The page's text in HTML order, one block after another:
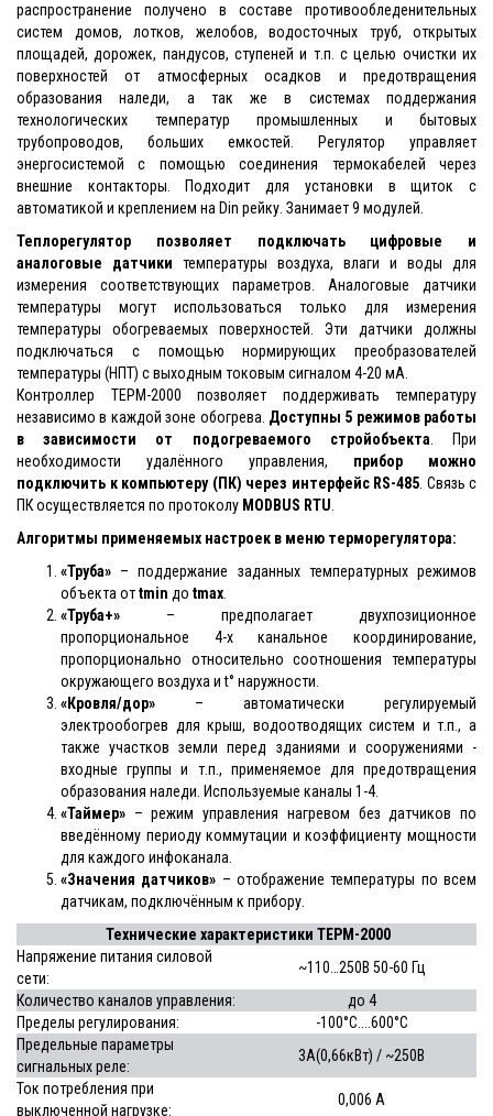
распространение получено в составе противообледенительных
систем домов, лотков, желобов, водосточных труб, открытых
площадей, дорожек, пандусов, ступеней и т.п. с целью очистки их
поверхностей от атмосферных осадков и предотвращения
образования наледи, а так же в системах поддержания
технологических температур промышленных и бытовых
трубопроводов, больших емкостей. Регулятор управляет
энергосистемой с помощью соединения термокабелей через
внешние контакторы. Подходит для установки в щиток с
автоматикой и креплением на Din рейку. Занимает 9 модулей.
Теплорегулятор позволяет подключать цифровые и
аналоговые датчики температуры воздуха, влаги и воды для
измерения соответствующих параметров. Аналоговые датчики
температуры могут использоваться только для измерения
температуры обогреваемых поверхностей. Эти датчики должны
подключаться с помощью нормирующих преобразователей
температуры (НПТ) с выходным токовым сигналом 4-20 мА.
Контроллер ТЕРМ-2000 позволяет поддерживать температуру
независимо в каждой зоне обогрева. Доступны 5 режимов работы
в зависимости от подогреваемого стройобъекта . При
необходимости удалённого управления, прибор можно
подключить к компьютеру (ПК) через интерфейс RS-485 . Связь с
ПК осуществляется по протоколу MODBUS RTU
Алгоритмы применяемых настроек в меню терморегулятора:
«Труба» – поддержание заданных температурных режимов
объекта отtmin до tmax
«Труба+» – предполагает двухпозиционное
пропорциональное 4-х канальное координирование,
пропорционально относительно соотношения температуры
окружающего воздуха и t° наружности.
«Кровля/дор» – автоматически регулируемый
электрообогрев для крыш, водоотводящих систем и т.п., а
также участков земли перед зданиями и сооружениями -
входные группы и т.п., применяемое для предотвращения
образования наледи. Используемые каналы 1-4.
«Таймер» – режим управления нагревом без датчиков по
введённому периоду коммутации и коэффициенту мощности
для каждого инфоканала.
«Значения датчиков» – отображение температуры по всем
датчикам, подключённым к прибору.
Технические характеристики ТЕРМ-2000
Напряжение питания силовой
сети:
~110…250В 50-60 Гц
Количество каналов управления:
до 4
Пределы регулирования:
-100°С....600°С
Предельные параметры
сигнальных реле:
3А(0,66кВт) / ~250В
Ток потребления при
выключенной нагрузке:
0,006 А